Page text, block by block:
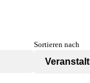
Sortieren nach